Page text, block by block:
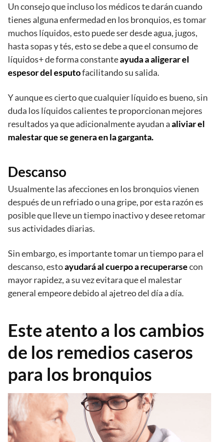
Un consejo que incluso los médicos te darán cuando
tienes alguna enfermedad en los bronquios, es tomar
muchos líquidos, esto puede ser desde agua, jugos,
hasta sopas y tés, esto se debe a que el consumo de
líquidos+ de forma constanteayuda a aligerar el
espesor del esputofacilitando su salida.
Y aunque es cierto que cualquier líquido es bueno, sin
duda los líquidos calientes te proporcionan mejores
resultados ya que adicionalmente ayudan aaliviar el
malestar que se genera en la garganta.
Descanso
Usualmente las afecciones en los bronquios vienen
después de un refriado o una gripe, por esta razón es
posible que lleve un tiempo inactivo y desee retomar
sus actividades diarias.
Sin embargo, es importante tomar un tiempo para el
descanso, estoayudará al cuerpo a recuperarsecon
mayor rapidez, a su vez evitara que el malestar
general empeore debido al ajetreo del día a día.
Este atento a los cambios
de los remedios caseros
para los bronquios